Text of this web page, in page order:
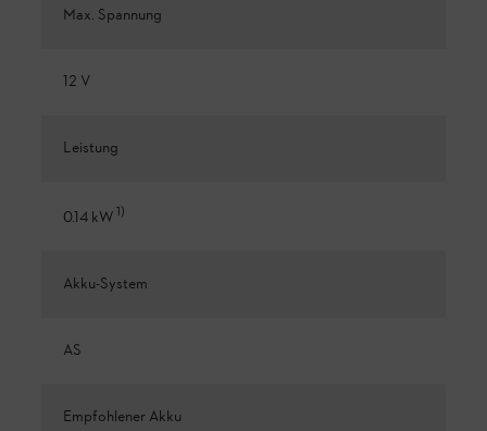
Max. Spannung
12 V
Leistung
0.14 kW1)
Akku-System
AS
Empfohlener Akku